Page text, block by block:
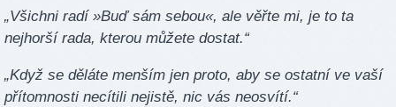
„Všichni radí »Buď sám sebou«, ale věřte mi, je to ta
nejhorší rada, kterou můžete dostat.“
„Když se děláte menším jen proto, aby se ostatní ve vaší
přítomnosti necítili nejistě, nic vás neosvítí.“